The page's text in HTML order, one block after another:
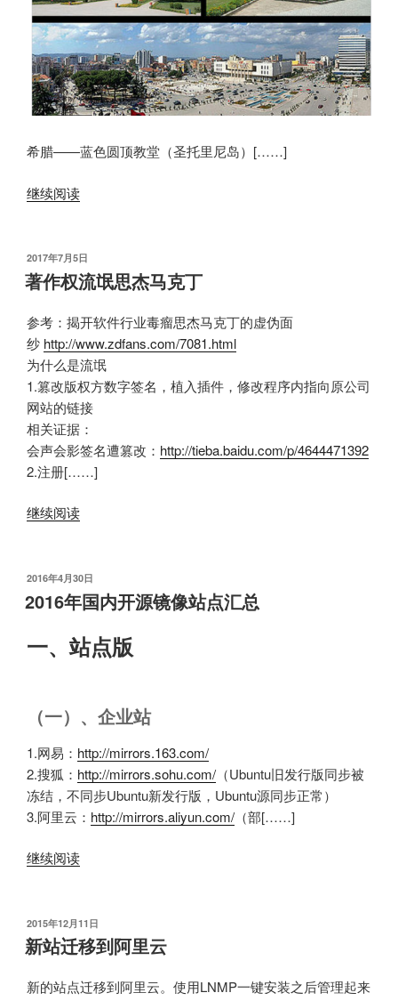
希腊——蓝色圆顶教堂（圣托里尼岛）[……]
继续阅读
发
布
于
2017年7月5日
著作权流氓思杰马克丁
参考：揭开软件行业毒瘤思杰马克丁的虚伪面
纱 http://www.zdfans.com/7081.html
为什么是流氓
1.篡改版权方数字签名，植入插件，修改程序内指向原公司
网站的链接
相关证据：
会声会影签名遭篡改： http://tieba.baidu.com/p/4644471392
2.注册[……]
继续阅读
发
于
2016年4月30日
2016年国内开源镜像站点汇总
一、站点版
（一）、企业站
1.网易： http://mirrors.163.com/
2.搜狐： http://mirrors.sohu.com/ （Ubuntu旧发行版同步被
冻结，不同步Ubuntu新发行版，Ubuntu源同步正常）
3.阿里云： http://mirrors.aliyun.com/ （部[……]
继续阅读
发
布
于
2015年12月11日
新站迁移到阿里云
新的站点迁移到阿里云。使用LNMP一键安装之后管理起来